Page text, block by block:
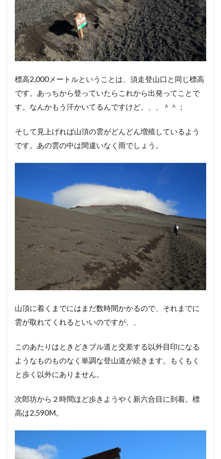
標高2,000メートルということは、須走登山口と同じ標高
です。あっちから登っていたらこれから出発ってことで
す。なんかもう汗かいてるんですけど、、、＾＾；
そして見上げれば山頂の雲がどんどん増殖しているよう
です。あの雲の中は間違いなく雨でしょう。
山頂に着くまでにはまだ数時間かかるので、それまでに
雲が取れてくれるといいのですが、、
このあたりはときどきブル道と交差する以外目印になる
ようなものものなく単調な登山道が続きます。もくもく
と歩く以外にありません。
次郎坊から２時間ほど歩きようやく新六合目に到着。標
高は2,590M。